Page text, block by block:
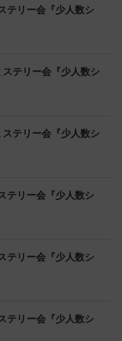
テリー会『少人数シ
ステリー会『少人数シ
ステリー会『少人数シ
テリー会『少人数シ
テリー会『少人数シ
テリー会『少人数シ